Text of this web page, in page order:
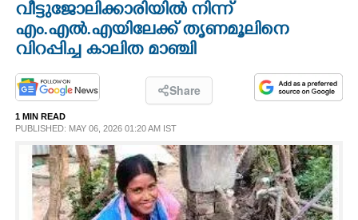
OPINION
PHOTOS
LIFESTYLE
SPIRITUAL
വീട്ടുജോലിക്കാരിയിൽ നിന്ന്
എം.എൽ.എയിലേക്ക് തൃണമൂലിനെ
വിറപ്പിച്ച കാലിത മാഞ്ചി
Share
1 MIN READ
PUBLISHED: MAY 06, 2026 01:20 AM IST